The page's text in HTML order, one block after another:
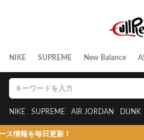
NIKE SUPREME New Balance
NIKE SUPREME AIR JORDAN DUNK
！